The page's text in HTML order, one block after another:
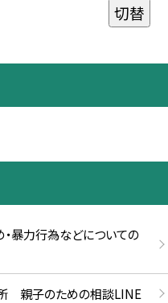
切替
暴力行為などについての
親子のための相談LINE